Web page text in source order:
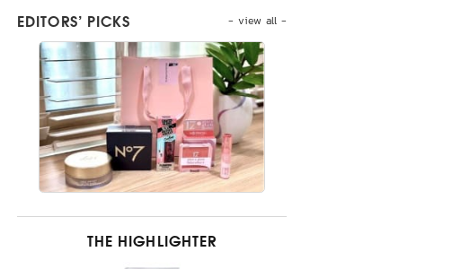
- view all -
EDITORS’ PICKS
THE HIGHLIGHTER